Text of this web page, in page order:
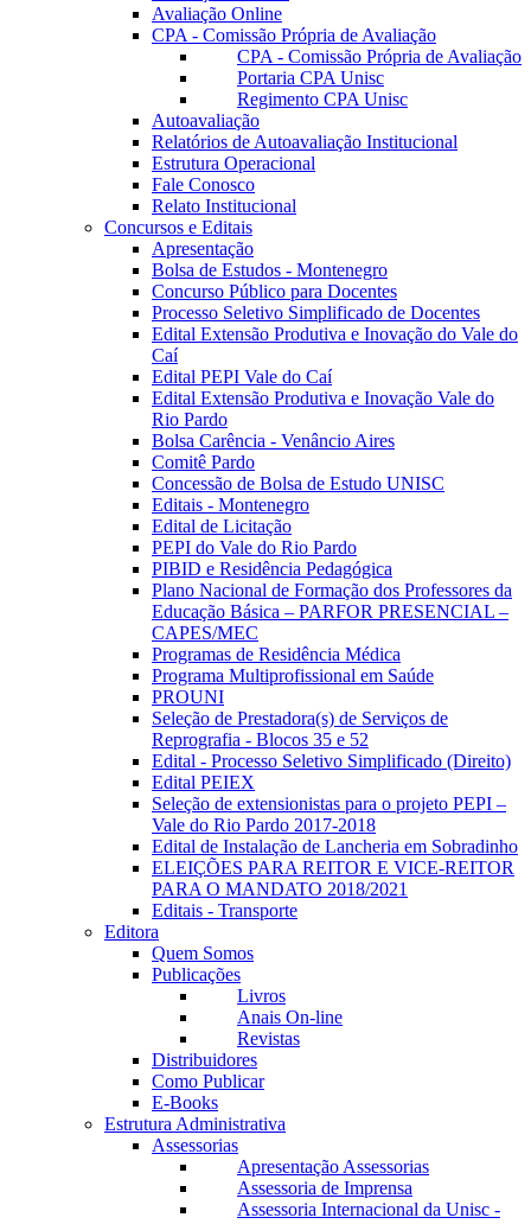
Avaliação Online
CPA - Comissão Própria de Avaliação
CPA - Comissão Própria de Avaliação
Portaria CPA Unisc
Regimento CPA Unisc
Autoavaliação
Relatórios de Autoavaliação Institucional
Estrutura Operacional
Fale Conosco
Relato Institucional
Concursos e Editais
Apresentação
Bolsa de Estudos - Montenegro
Concurso Público para Docentes
Processo Seletivo Simplificado de Docentes
Edital Extensão Produtiva e Inovação do Vale do
Caí
Edital PEPI Vale do Caí
Edital Extensão Produtiva e Inovação Vale do
Rio Pardo
Bolsa Carência - Venâncio Aires
Comitê Pardo
Concessão de Bolsa de Estudo UNISC
Editais - Montenegro
Edital de Licitação
PEPI do Vale do Rio Pardo
PIBID e Residência Pedagógica
Plano Nacional de Formação dos Professores da
Educação Básica – PARFOR PRESENCIAL –
CAPES/MEC
Programas de Residência Médica
Programa Multiprofissional em Saúde
PROUNI
Seleção de Prestadora(s) de Serviços de
Reprografia - Blocos 35 e 52
Edital - Processo Seletivo Simplificado (Direito)
Edital PEIEX
Seleção de extensionistas para o projeto PEPI –
Vale do Rio Pardo 2017-2018
Edital de Instalação de Lancheria em Sobradinho
ELEIÇÕES PARA REITOR E VICE-REITOR
PARA O MANDATO 2018/2021
Editais - Transporte
Editora
Quem Somos
Publicações
Livros
Anais On-line
Revistas
Distribuidores
Como Publicar
E-Books
Estrutura Administrativa
Assessorias
Apresentação Assessorias
Assessoria de Imprensa
Assessoria Internacional da Unisc -